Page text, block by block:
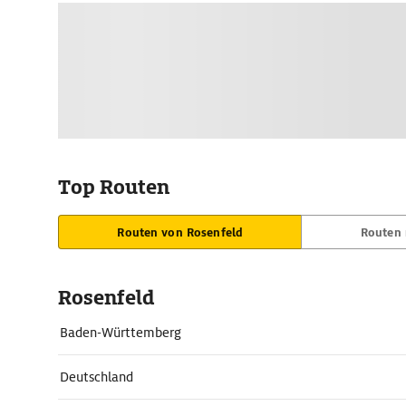
Top Routen
Routen von Rosenfeld Routen
Rosenfeld
Baden-Württemberg
Deutschland